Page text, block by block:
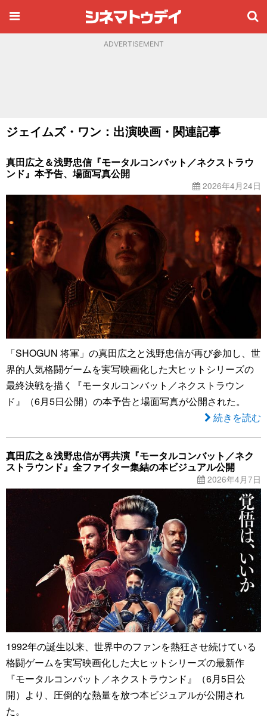
ADVERTISEMENT
ジェイムズ・ワン：出演映画・関連記事
真田広之＆浅野忠信『モータルコンバット／ネクストラウ
ンド』本予告、場面写真公開
2026年4月24日
「SHOGUN 将軍」の真田広之と浅野忠信が再び参加し、世
界的人気格闘ゲームを実写映画化した大ヒットシリーズの
最終決戦を描く『モータルコンバット／ネクストラウン
ド』（6月5日公開）の本予告と場面写真が公開された。
続きを読む
真田広之＆浅野忠信が再共演『モータルコンバット／ネク
ストラウンド』全ファイター集結の本ビジュアル公開
2026年4月7日
1992年の誕生以来、世界中のファンを熱狂させ続けている
格闘ゲームを実写映画化した大ヒットシリーズの最新作
『モータルコンバット／ネクストラウンド』（6月5日公
開）より、圧倒的な熱量を放つ本ビジュアルが公開され
た。